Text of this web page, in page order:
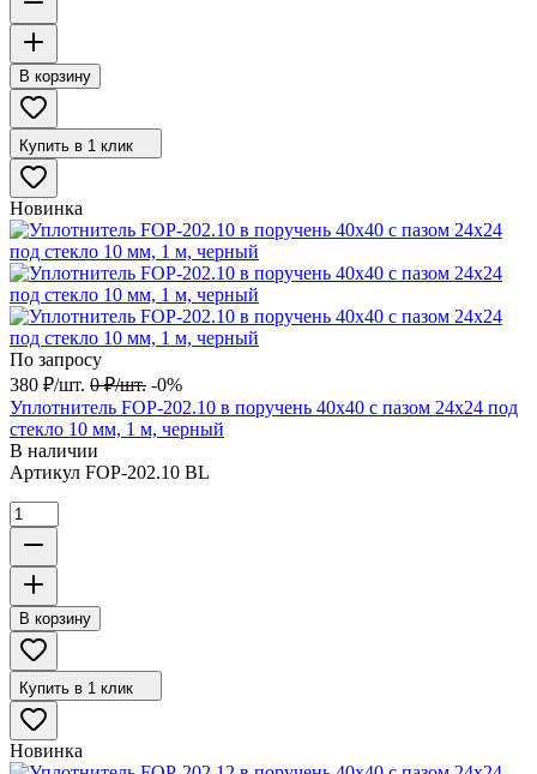
В корзину
Купить в 1 клик
Новинка
По запросу
380 ₽/шт. 0 ₽/шт. -0%
Уплотнитель FOP-202.10 в поручень 40х40 с пазом 24х24 под
стекло 10 мм, 1 м, черный
В наличии
Артикул FOP-202.10 BL
В корзину
Купить в 1 клик
Новинка